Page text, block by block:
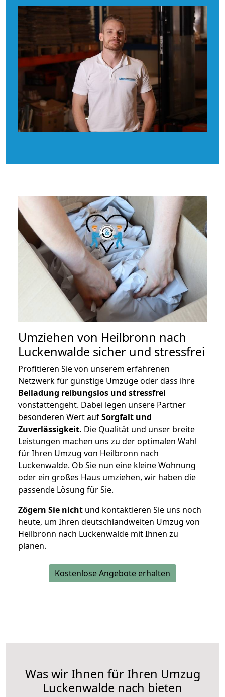
Umziehen von Heilbronn nach
Luckenwalde sicher und stressfrei
Profitieren Sie von unserem erfahrenen
Netzwerk für günstige Umzüge oder dass ihre
Beiladung reibungslos und stressfrei
vonstattengeht. Dabei legen unsere Partner
besonderen Wert aufSorgfalt und
Zuverlässigkeit. Die Qualität und unser breite
Leistungen machen uns zu der optimalen Wahl
für Ihren Umzug von Heilbronn nach
Luckenwalde. Ob Sie nun eine kleine Wohnung
oder ein großes Haus umziehen, wir haben die
passende Lösung für Sie.
Zögern Sie nicht und kontaktieren Sie uns noch
heute, um Ihren deutschlandweiten Umzug von
Heilbronn nach Luckenwalde mit Ihnen zu
planen.
Kostenlose Angebote erhalten
Was wir Ihnen für Ihren Umzug
Luckenwalde nach bieten